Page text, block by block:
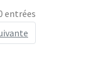
entrées